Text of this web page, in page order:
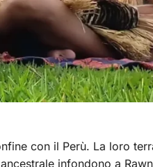
con il Perù. La loro
infondono a